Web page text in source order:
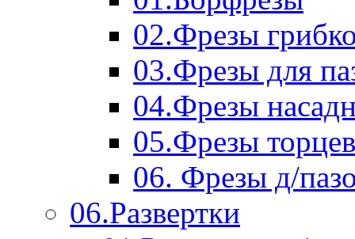
02.Фрезы
03.Фрезы для
04.Фрезы
05.Фрезы
06. Фрезы д/
06.Развертки